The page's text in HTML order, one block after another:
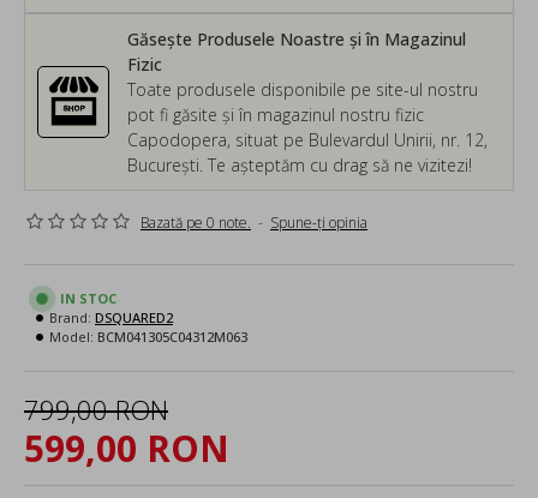
Găsește Produsele Noastre și în Magazinul
Fizic
Toate produsele disponibile pe site-ul nostru
pot fi găsite și în magazinul nostru fizic
Capodopera, situat pe Bulevardul Unirii, nr. 12,
București. Te așteptăm cu drag să ne vizitezi!
Bazată pe 0 note. - Spune-ţi opinia
599,00 RON
799,00 RON
IN STOC
Brand: DSQUARED2
Model: BCM041305C04312M063